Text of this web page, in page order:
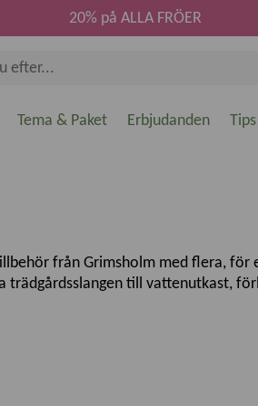
20% på ALLA FRÖER
Tema & Paket Erbjudanden
från Grimsholm med flera,
till vattenutkast,
stoppfunktion och kompletta